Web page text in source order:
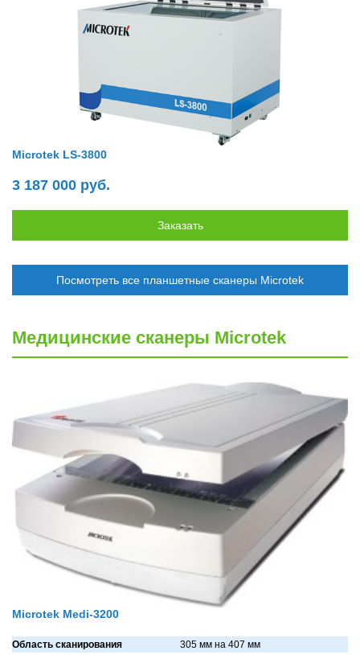
Microtek LS-3800
3 187 000 руб.
Посмотреть все планшетные сканеры Microtek
Медицинские сканеры Microtek
Microtek Medi-3200
Область сканирования 305 мм нa 407 мм